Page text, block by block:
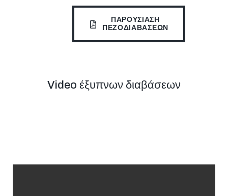
ΠΑΡΟΥΣΙΑΣΗ
ΠΕΖΟΔΙΑΒΑΣΕΩΝ
Video έξυπνων διαβάσεων